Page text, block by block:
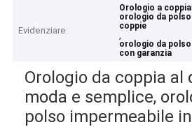
Evidenziare:
Orologio a
orologio da
coppie
,
orologio da
con garanzia
Orologio da coppia al
moda e semplice,
polso impermeabile